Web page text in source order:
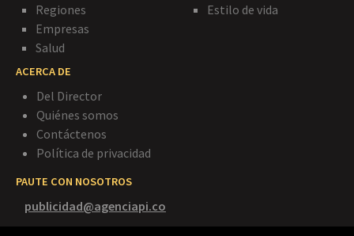
Regiones
Empresas
Salud
Estilo de vida
ACERCA DE
Del Director
Quiénes somos
Contáctenos
Política de privacidad
PAUTE CON NOSOTROS
publicidad@agenciapi.co